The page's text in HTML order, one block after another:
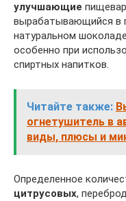
улучшающие
вырабатывающийся в
натуральном
особенно при
спиртных напитков.
Читайте также:
огнетушитель в
виды, плюсы и
Определенное
цитрусовых,